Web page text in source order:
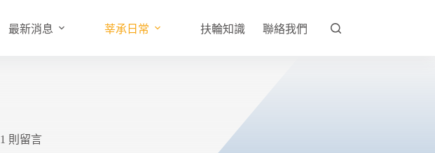
最新消息 莘承日常 扶輪知識 聯絡我們
1 則留言